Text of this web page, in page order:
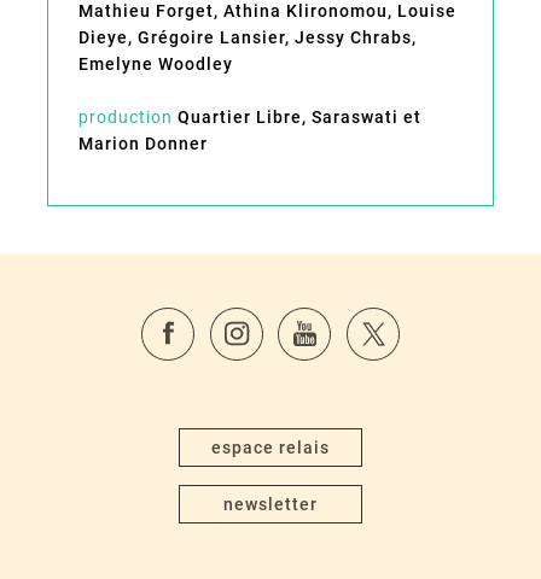
Mathieu Forget, Athina Klironomou, Louise
Dieye, Grégoire Lansier, Jessy Chrabs,
Emelyne Woodley
production Quartier Libre, Saraswati et
Marion Donner
espace relais
newsletter